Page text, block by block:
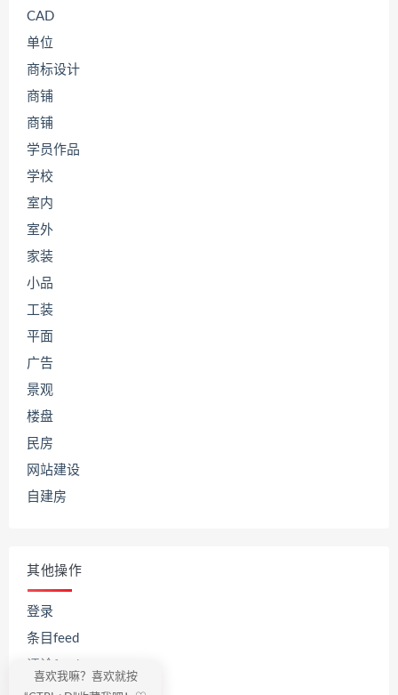
CAD
单位
商标设计
商铺
商铺
学员作品
学校
室内
室外
家装
小品
工装
平面
广告
景观
楼盘
民房
网站建设
自建房
其他操作
登录
条目feed
WordPress.org
喜欢我嘛？喜欢就按